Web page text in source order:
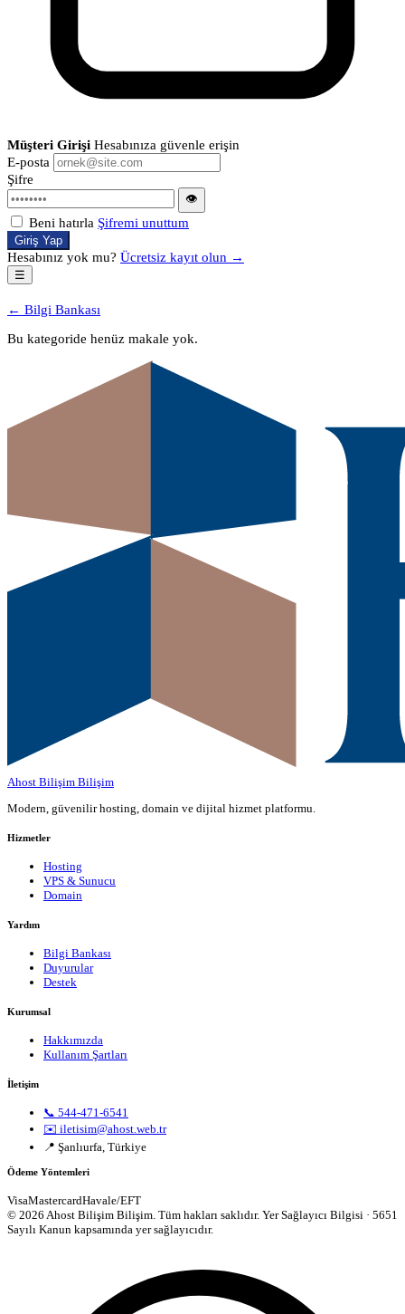
Müşteri Girişi Hesabınıza güvenle erişin
E-posta
Şifre
👁
Beni hatırla Şifremi unuttum
Giriş Yap
Hesabınız yok mu? Ücretsiz kayıt olun →
☰
← Bilgi Bankası
Bu kategoride henüz makale yok.
Ahost Bilişim Bilişim
Modern, güvenilir hosting, domain ve dijital hizmet platformu.
Hizmetler
Hosting
VPS & Sunucu
Domain
Yardım
Bilgi Bankası
Duyurular
Destek
Kurumsal
Hakkımızda
Kullanım Şartları
İletişim
📞 544-471-6541
✉️ iletisim@ahost.web.tr
📍 Şanlıurfa, Türkiye
Ödeme Yöntemleri
VisaMastercardHavale/EFT
© 2026 Ahost Bilişim Bilişim. Tüm hakları saklıdır. Yer Sağlayıcı Bilgisi · 5651
Sayılı Kanun kapsamında yer sağlayıcıdır.